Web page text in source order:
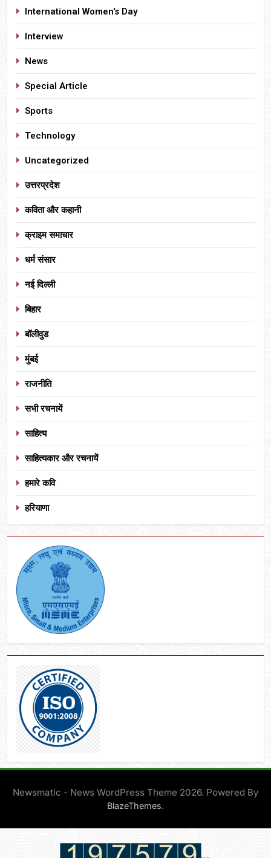
International Women's Day
Interview
News
Special Article
Sports
Technology
Uncategorized
उत्तरप्रदेश
कविता और कहानी
क्राइम समाचार
धर्म संसार
नई दिल्ली
बिहार
बॉलीवुड
मुंबई
राजनीति
सभी रचनायें
साहित्य
साहित्यकार और रचनायें
हमारे कवि
हरियाणा
Newsmatic - News WordPress Theme 2026. Powered By
BlazeThemes.